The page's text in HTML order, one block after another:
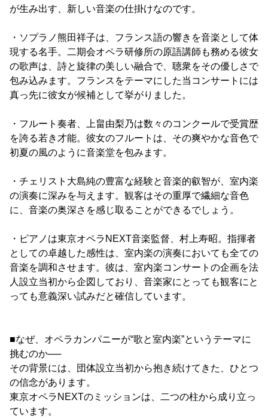
が生み出す、新しい音楽の仕掛けなのです。
・ソプラノ熊田祥子は、フランス語の響きを音楽として体
現する名手。二期会オペラ研修所の原語講師も務める彼女
の歌声は、詩と旋律の美しい融合で、聴衆をその優しさで
包み込みます。フランスをテーマにした当コンサートには
真っ先に彼女が候補として挙がりました。
・フルート奏者、上畠由梨乃は数々のコンクールで受賞歴
を誇る若き才能。彼女のフルートは、その爽やかな音色で
初夏の風のように音楽堂を包みます。
・チェリスト大島純の豊富な経験と音楽的叡智が、室内楽
の演奏に深みを与えます。観客はその重厚で繊細な音色
に、音楽の奥深さを感じ取ることができるでしょう。
・ピアノは東京オペラNEXT音楽監督、村上寿昭。指揮者
としての卓越した感性は、室内楽の演奏においても全ての
音楽を調和させます。彼は、室内楽コンサートの企画を法
人設立当初から企図しており、音楽家にとっても観客にと
っても意義深い試みだと確信しています。
■なぜ、オペラカンパニーが“歌と室内楽”というテーマに
挑むのか──
その背景には、団体設立当初から抱き続けてきた、ひとつ
の信念があります。
東京オペラNEXTのミッションは、二つの柱から成り立っ
ています。